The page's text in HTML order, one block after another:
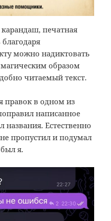
печатная
можно надиктовать
образом
читаемый текст.
правок в одном из
написанное
Естественно
пропустил и подумал
я.